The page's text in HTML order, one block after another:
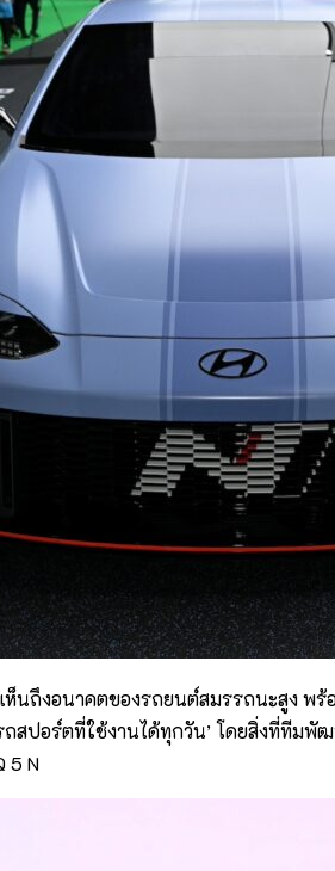
ห็นถึงอนาคตของรถยนต์สมรรถนะสูง
‘รถสปอร์ตที่ใช้งานได้ทุกวัน’ โดยสิ่ง
5 N